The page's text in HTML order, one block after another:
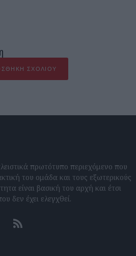
ΣΧΟΛΊΟΥ
πρωτότυπο περιεχόμενο που
του ομάδα και τους εξωτερικούς
είναι βασική του αρχή και έτσι
δεν έχει ελεγχθεί.
RSS feeds